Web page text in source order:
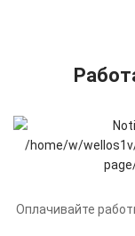
Оплачивайте